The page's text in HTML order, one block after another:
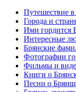
Путешествие в
Города и
Ими гордится
Интересные
Брянские
Фотографии
Фильмы и
Книги о
Песни о